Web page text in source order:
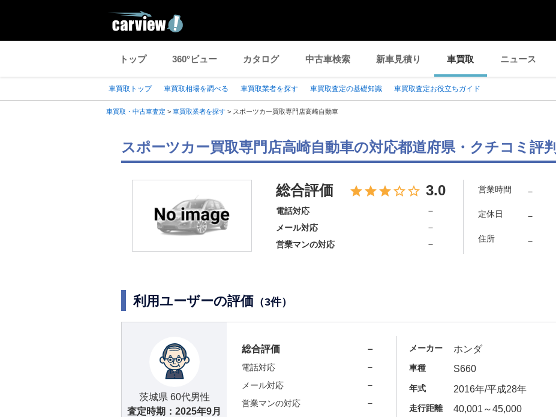
トップ 360°ビュー カタログ 中古車検索 新車見積り 車買取 ニュース
車買取トップ 車買取相場を調べる 車買取業者を探す 車買取査定の基礎知識 車買取査定お役立ちガイド
車買取・中古車査定 > 車買取業者を探す > スポーツカー買取専門店高崎自動車
スポーツカー買取専門店高崎自動車の対応都道府県・クチコミ評判
総合評価 3.0
電話対応 －
メール対応 －
営業マンの対応 －
営業時間 －
定休日 －
住所 －
利用ユーザーの評価 （3件）
茨城県 60代男性
査定時期： 2025年9月
総合評価 －
電話対応 －
メール対応 －
営業マンの対応 －
メーカー ホンダ
車種 S660
年式 2016年/平成28年
走行距離 40,001～45,000